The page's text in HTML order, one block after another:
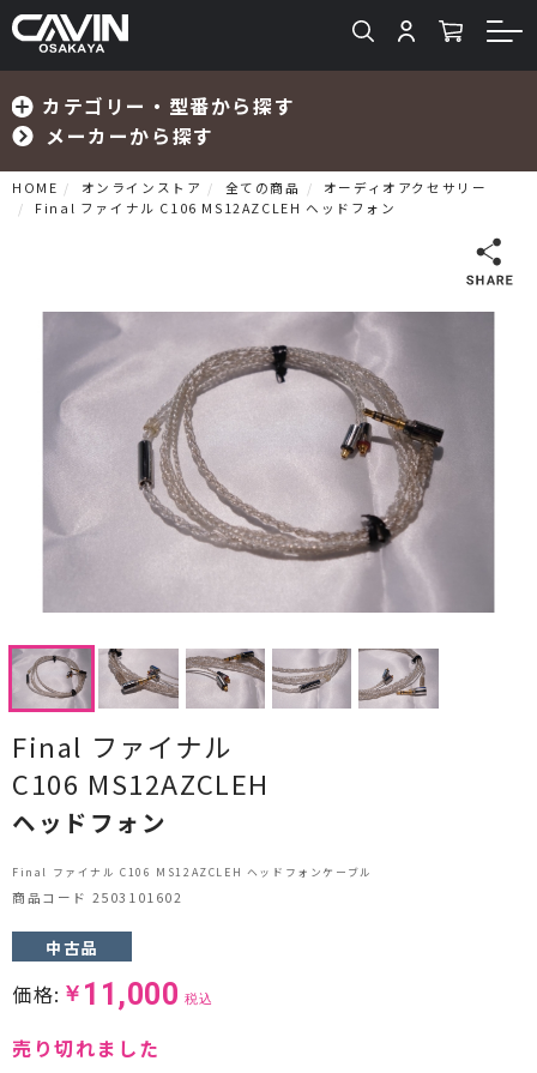
カテゴリー・型番から探す
メーカーから探す
検索
プリメインアンプ
プリアンプ
パワーアンプ
CDプレーヤー・レシーバー
ネットワークプレーヤー・D/Aコンバーター
レコードプレーヤー
スピーカー
オーディオアクセサリー
ヘッドフォン・イヤホン
オーディオその他
AVアンプ
ＴＶ・レコーダー・プレーヤー
HOME オンラインストア 全ての商品
オーディオアクセサリー
Final ファイナル C106 MS12AZCLEH ヘッドフォン
Final ファイナル
C106 MS12AZCLEH
ヘッドフォン
Final ファイナル C106 MS12AZCLEH ヘッドフォンケーブル
商品コード 2503101602
中古品
価格: ￥ 11,000 税込
売り切れました